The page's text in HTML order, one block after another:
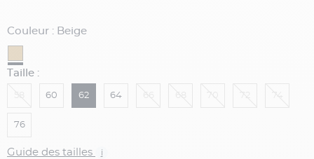
Couleur : Beige
Taille :
60 62 64
76
Guide des tailles i